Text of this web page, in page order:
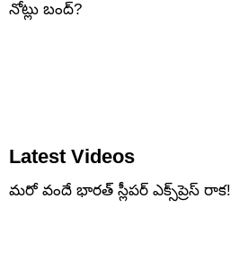
నోట్లు బంద్‌?
Latest Videos
మరో వందే భారత్ స్లీపర్ ఎక్స్‌ప్రెస్ రాక!